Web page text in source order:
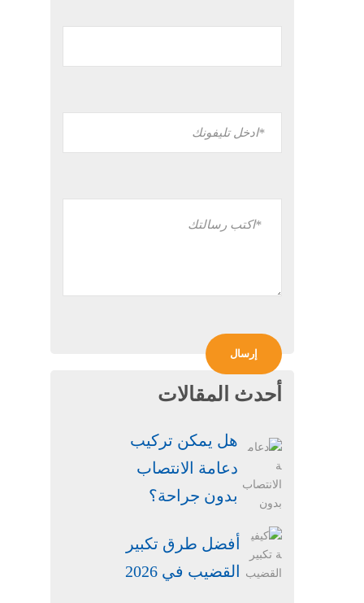
أحدث المقالات
هل يمكن تركيب
دعامة الانتصاب
بدون جراحة​؟
أفضل طرق تكبير
القضيب في 2026